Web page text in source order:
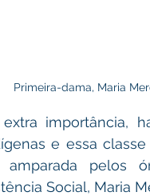
Primeira-dama, Maria
importância,
e essa
amparada pelos
Social, Maria